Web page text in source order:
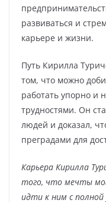
развиваться и
карьере и жизни.
Путь Кирилла
том, что можно
работать упорно и
трудностями. Он
людей и доказал,
преградами для
Карьера Кирилла
того, что мечты
идти к ним с